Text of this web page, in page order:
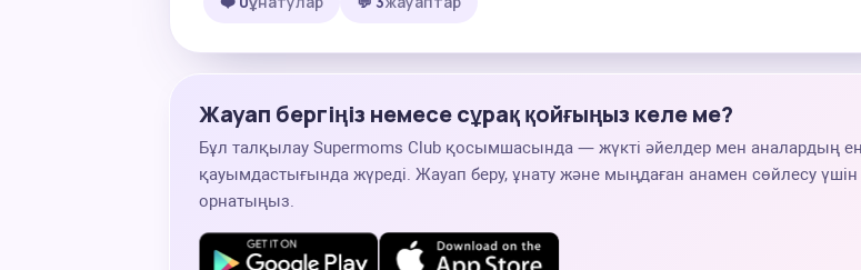
Жауап бергіңіз немесе сұрақ қойғыңыз келе ме?
Бұл талқылау Supermoms Club қосымшасында — жүкті әйелдер мен аналардың
қауымдастығында жүреді. Жауап беру, ұнату және мыңдаған анамен сөйлесу үшін
орнатыңыз.